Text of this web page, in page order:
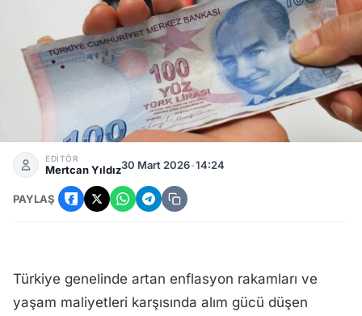
27 Milyona Yeni Zam: Emekli ve Çalışanların Maaşına
EDİTÖR
Mertcan Yıldız30 Mart 2026•14:24
PAYLAŞ
Türkiye genelinde artan enflasyon rakamları ve
yaşam maliyetleri karşısında alım gücü düşen